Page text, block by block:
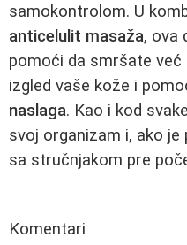
samokontrolom. U
anticelulit masaža, ova
pomoći da smršate
izgled vaše kože i
naslaga. Kao i kod
svoj organizam i, ako
sa stručnjakom pre
Komentari